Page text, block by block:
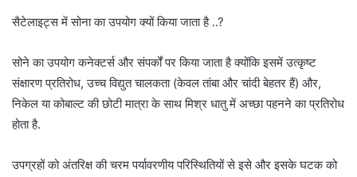
सैटेलाइट्स में सोना का उपयोग क्यों किया जाता है ..?
सोने का उपयोग कनेक्टर्स और संपर्कों पर किया जाता है क्योंकि इसमें उत्कृष्ट
संक्षारण प्रतिरोध, उच्च विद्युत चालकता (केवल तांबा और चांदी बेहतर हैं) और,
निकेल या कोबाल्ट की छोटी मात्रा के साथ मिश्र धातु में अच्छा पहनने का प्रतिरोध
होता है.
उपग्रहों को अंतरिक्ष की चरम पर्यावरणीय परिस्थितियों से इसे और इसके घटक को